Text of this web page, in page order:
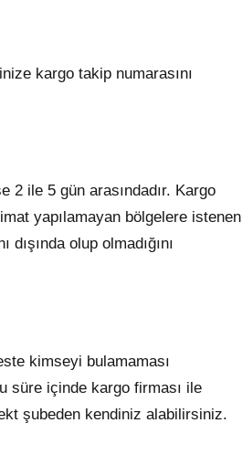
kargo takip numarasını
2 ile 5 gün arasındadır. Kargo
yapılamayan bölgelere istenen
olup olmadığını
kimseyi bulamaması
süre içinde kargo firması ile
şubeden kendiniz alabilirsiniz.